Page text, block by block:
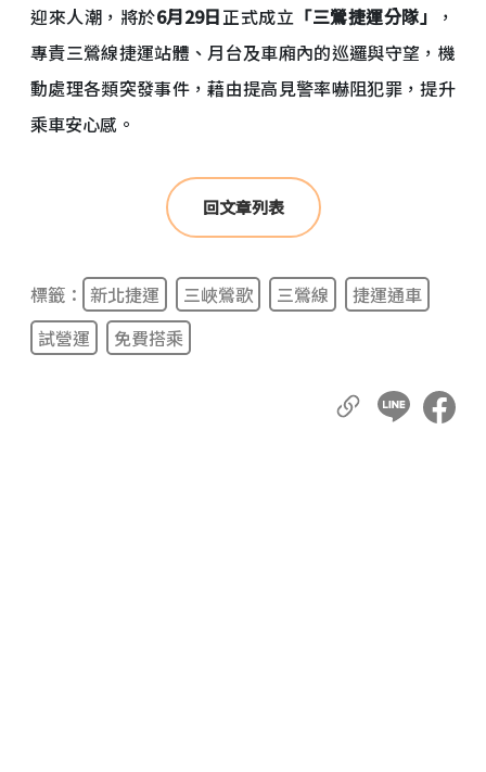
迎來人潮，將於6月29日正式成立 「三鶯捷運分隊」
，
專責三鶯線捷運站體、月台及車廂內的巡邏與守望，機
動處理各類突發事件，藉由提高見警率嚇阻犯罪，提升
乘車安心感。
回文章列表
標籤： 新北捷運 三峽鶯歌 三鶯線
捷運通車
試營運
免費搭乘